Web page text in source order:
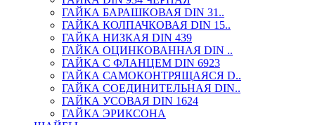
ГАЙКА БАРАШКОВАЯ DIN 31..
ГАЙКА КОЛПАЧКОВАЯ DIN 15..
ГАЙКА НИЗКАЯ DIN 439
ГАЙКА ОЦИНКОВАННАЯ DIN ..
ГАЙКА С ФЛАНЦЕМ DIN 6923
ГАЙКА САМОКОНТРЯЩАЯСЯ D..
ГАЙКА СОЕДИНИТЕЛЬНАЯ DIN..
ГАЙКА УСОВАЯ DIN 1624
ГАЙКА ЭРИКСОНА